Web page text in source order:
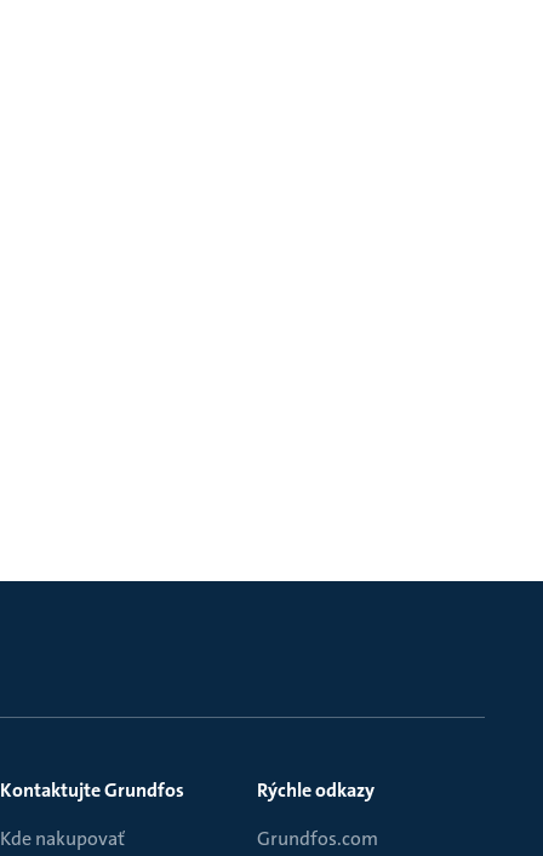
Kontaktujte Grundfos
Kde nakupovať
Rýchle odkazy
Grundfos.com